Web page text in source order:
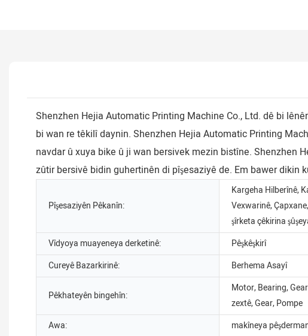
Shenzhen Hejia Automatic Printing Machine Co., Ltd. dê bi
bi wan re têkilî daynin. Shenzhen Hejia Automatic Printing
navdar û xuya bike û ji wan bersivek mezin bistîne. Shenzhen
zûtir bersivê bidin guhertinên di pîşesaziyê de. Em bawer
Pîşesaziyên Pêkanîn:
Kargeha Hilberînê,
Vexwarinê,
şîrketa çêkirina
Vîdyoya muayeneya derketinê: Pêşkêşkirî
Cureyê Bazarkirinê:
Berhema Asayî
Pêkhateyên bingehîn:
Motor, Bearing,
zextê, ​​Gear, Pompe
Awa: makîneya